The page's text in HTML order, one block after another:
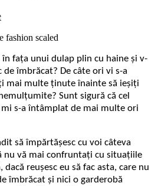
fața unui dulap plin cu haine și v-
îmbrăcat? De câte ori vi s-a
mai multe ținute înainte să ieșiți
Sunt sigură că cel
s-a întâmplat de mai multe ori
să împărtășesc cu voi câteva
nu vă mai confruntați cu situațiile
reușesc eu să fac asta, care nu
îmbrăcat și nici o garderobă